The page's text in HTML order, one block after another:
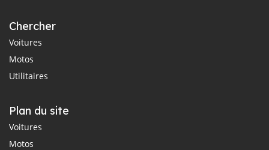
Chercher
Voitures
Motos
Utilitaires
Plan du site
Voitures
Motos